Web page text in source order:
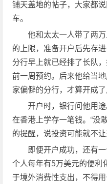
铺天盖地的帖子，大家都
车。
他和太太一人带了两
的上限，准备开户后先存
分行早上就已经排了长队
前一周预约。后来他给当
家偏僻的分行，才算开成了
开户时，银行问他用
在香港上学存一笔钱。“没
的提醒，说投资可能就不让
即便开户成功，还有
个人每年有5万美元的便利
于境外消费性支出，不得